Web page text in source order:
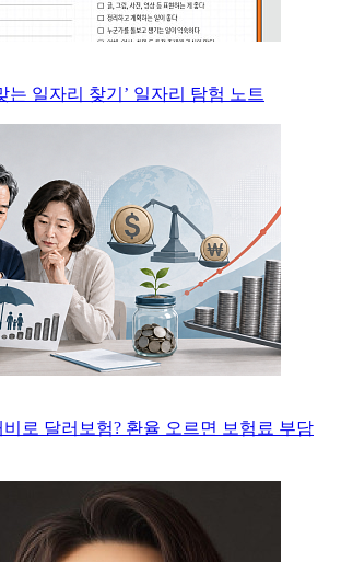
는 일자리 찾기’ 일자리 탐험 노트
비로 달러보험? 환율 오르면 보험료 부담